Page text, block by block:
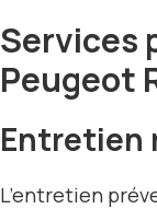
Services
Peugeot
Entretien
L’entretien